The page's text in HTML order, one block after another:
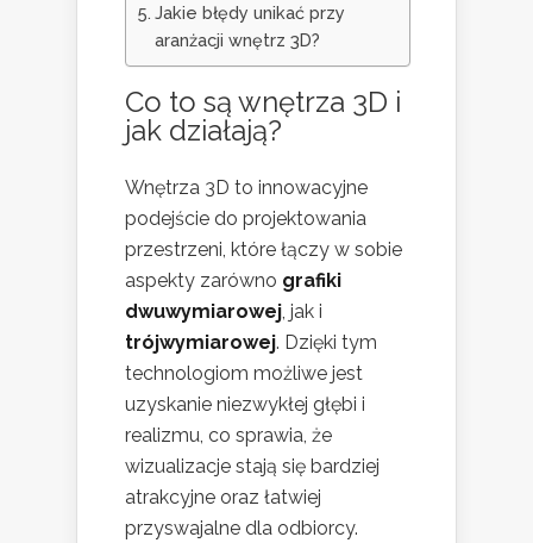
Jakie błędy unikać przy
aranżacji wnętrz 3D?
Co to są wnętrza 3D i
jak działają?
Wnętrza 3D to innowacyjne
podejście do projektowania
przestrzeni, które łączy w sobie
aspekty zarówno grafiki
dwuwymiarowej , jak i
trójwymiarowej. Dzięki tym
technologiom możliwe jest
uzyskanie niezwykłej głębi i
realizmu, co sprawia, że
wizualizacje stają się bardziej
atrakcyjne oraz łatwiej
przyswajalne dla odbiorcy.